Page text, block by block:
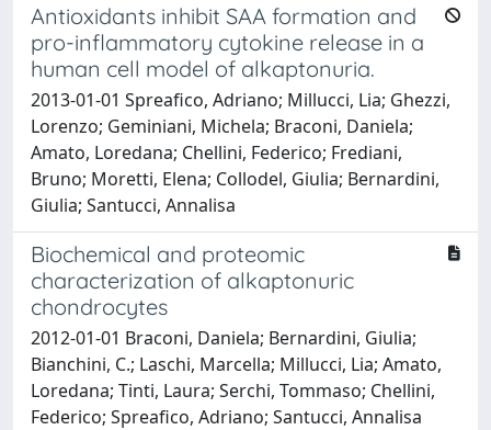
Antioxidants inhibit SAA formation and
pro-inflammatory cytokine release in a
human cell model of alkaptonuria.
2013-01-01 Spreafico, Adriano; Millucci, Lia; Ghezzi,
Lorenzo; Geminiani, Michela; Braconi, Daniela;
Amato, Loredana; Chellini, Federico; Frediani,
Bruno; Moretti, Elena; Collodel, Giulia; Bernardini,
Giulia; Santucci, Annalisa
Biochemical and proteomic
characterization of alkaptonuric
chondrocytes
2012-01-01 Braconi, Daniela; Bernardini, Giulia;
Bianchini, C.; Laschi, Marcella; Millucci, Lia; Amato,
Loredana; Tinti, Laura; Serchi, Tommaso; Chellini,
Federico; Spreafico, Adriano; Santucci, Annalisa